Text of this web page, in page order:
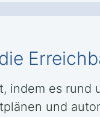
indem es rund
und